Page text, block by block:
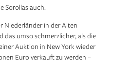
Sorollas auch.
Niederländer in der Alten
das umso schmerzlicher, als die
Auktion in New York wieder
Euro verkauft zu werden –